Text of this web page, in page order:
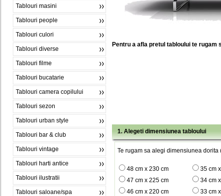
Tablouri masini
Tablouri people
Tablouri culori
Tablouri diverse
Tablouri filme
Tablouri bucatarie
Tablouri camera copilului
Tablouri sezon
Tablouri urban style
Tablouri bar & club
Tablouri vintage
Tablouri harti antice
Tablouri ilustratii
Tablouri saloane/spa
Pentru a afla pretul tabloului te rugam
1. Alegeti dimensiunea tabloului
Te rugam sa alegi dimensiunea dorita
48 cm x 230 cm
35 cm
47 cm x 225 cm
34 cm
46 cm x 220 cm
33 cm